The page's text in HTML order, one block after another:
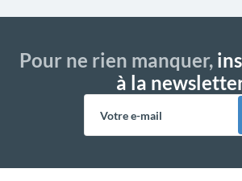
Pour ne rien manquer,
à la